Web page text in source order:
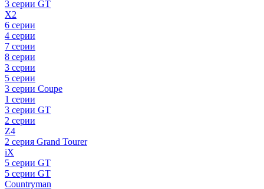
3 серии GT
X2
6 серии
4 серии
7 серии
8 серии
3 серии
5 серии
3 серии Coupe
1 серии
3 серии GT
2 серии
Z4
2 серия Grand Tourer
iX
5 серии GT
5 серии GT
Countryman